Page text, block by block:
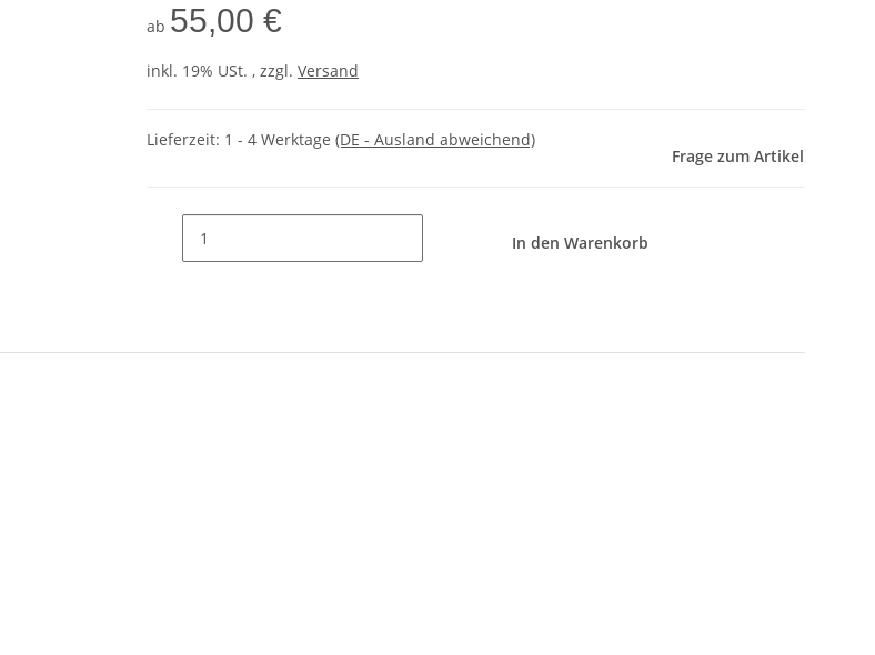
ab 55,00 €
inkl. 19% USt. , zzgl. Versand
Lieferzeit: 1 - 4 Werktage (DE - Ausland abweichend)
Frage zum Artikel
In den Warenkorb